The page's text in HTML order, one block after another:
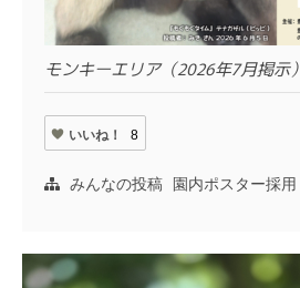
モンキーエリア（2026年7月掲示）
いいね！ 8
みんなの投稿 園内ポスター採用